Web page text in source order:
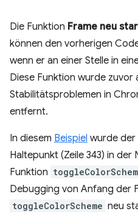
Die Funktion Frame neu
können den vorherigen
wenn er an einer Stelle in
Diese Funktion wurde zuvor
Stabilitätsproblemen in
entfernt.
In diesem Beispiel wurde der
Haltepunkt (Zeile 343) in der
Funktion
Debugging von Anfang der
toggleColorScheme neu